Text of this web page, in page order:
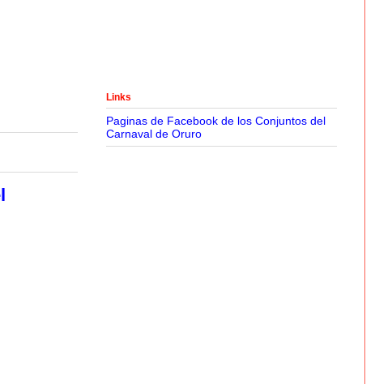
Links
Paginas de Facebook de los Conjuntos del
Carnaval de Oruro